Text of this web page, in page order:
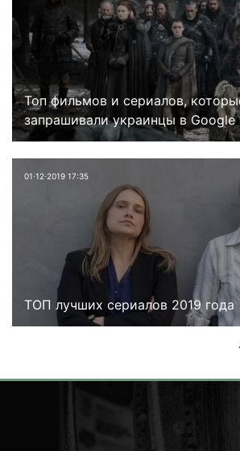
Топ фильмов и сериалов,
запрашивали украинцы в Google
01⋅12⋅2019 17:35
ТОП лучших сериалов 2019 года